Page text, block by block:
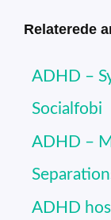
Relaterede
ADHD –
Socialfobi
ADHD –
ADHD